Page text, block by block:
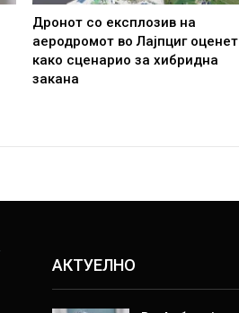
Дронот со експлозив на
аеродромот во Лајпциг оценет
како сценарио за хибридна
закана
АКТУЕЛНО